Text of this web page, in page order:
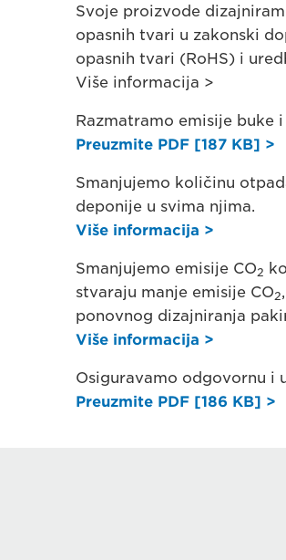
Svoje proizvode
opasnih tvari u zakonski
opasnih tvari (RoHS) i
Više informacija >
Razmatramo emisije buke
Preuzmite PDF [187 KB] >
Smanjujemo količinu
deponije u svima njima.
Više informacija >
Smanjujemo emisije CO2
stvaraju manje emisije CO2
ponovnog dizajniranja
Više informacija >
Osiguravamo odgovornu i
Preuzmite PDF [186 KB] >